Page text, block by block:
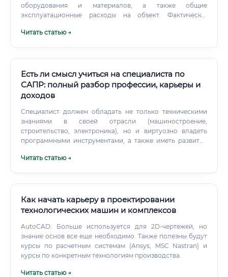
оборудования и материалов, а также общие
эксплуатационные расходы на объект. Фактически,
терморегуляции" здания, интегрируя их в общую
Читать статью →
Есть ли смысл учиться на специалиста по
САПР: полный разбор профессии, карьеры и
доходов
Специалист должен обладать не только техническими
знаниями в своей отрасли (машиностроение,
строительство, электроника), но и виртуозно владеть
программными инструментами, а также иметь развитое
задачи специалиста Круг обязанностей инженера САПР
универсальным для большинства специалистов:
Создание 2D-чертежей: Разработка рабочей
(чертежи деталей, сборочные чертежи, схемы, планы) в
строгом соответствии с государственными (ГОСТ, СНиП)
и международными (ISO) стандартами.
Читать статью →
Как начать карьеру в проектировании
технологических машин и комплексов
AutoCAD: Больше используется для 2D-чертежей, но
знание основ все еще необходимо. Также полезны будут
курсы по расчетным системам (Ansys, MSC Nastran) и
курсы по конкретным технологиям производства.
Читать статью →